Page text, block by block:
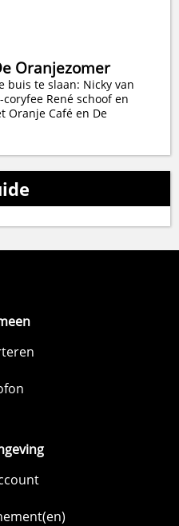
Oranjezomer
buis te slaan: Nicky van
René schoof en
Oranje Café en De